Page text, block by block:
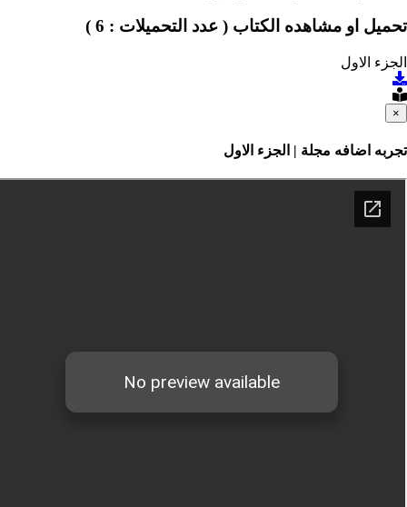
او مشاهده الكتاب( عدد التحميلات : 6 )
مجلة | الجزء الاول